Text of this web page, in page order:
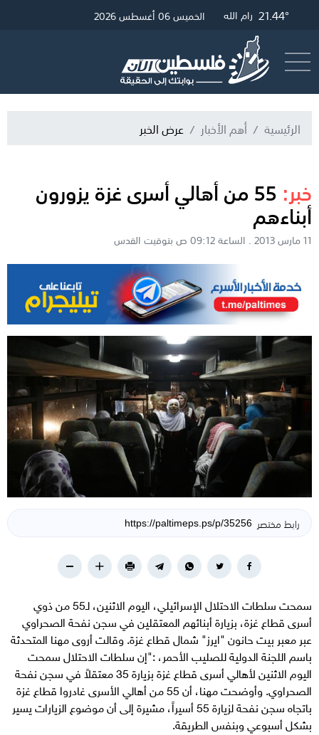
26.61° غزة 21.68° القدس 21.44° رام الله الخميس 06 أغسطس 2026
الرئيسية أهم الأخبار عرض الخبر
خبر: 55 من أهالي أسرى غزة يزورون
أبناءهم
11 مارس 2013 . الساعة 09:12 ص بتوقيت القدس
رابط مختصر
سمحت سلطات الاحتلال الإسرائيلي، اليوم الاثنين، لـ55 من ذوي
أسرى قطاع غزة، بزيارة أبنائهم المعتقلين في سجن نفحة الصحراوي
عبر معبر بيت حانون "ايرز" شمال قطاع غزة. وقالت أروى مهنا المتحدثة
باسم اللجنة الدولية للصليب الأحمر، :"إن سلطات الاحتلال سمحت
اليوم الاثنين لأهالي أسرى قطاع غزة بزيارة 35 معتقلاً في سجن نفحة
الصحراوي. وأوضحت مهنا، أن 55 من أهالي الأسرى غادروا قطاع غزة
باتجاه سجن نفحة لزيارة 55 أسيراً، مشيرة إلى أن موضوع الزيارات يسير
بشكل أسبوعي وبنفس الطريقة.